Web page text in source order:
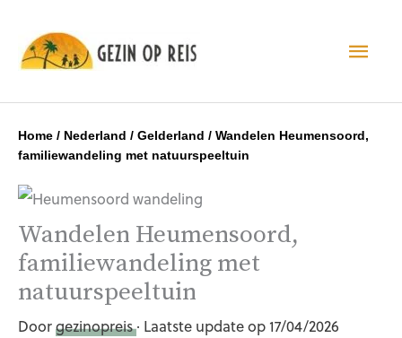
Home / Nederland / Gelderland / Wandelen Heumensoord,
familiewandeling met natuurspeeltuin
Wandelen Heumensoord,
familiewandeling met
natuurspeeltuin
Doorgezinopreis· Laatste update op 17/04/2026